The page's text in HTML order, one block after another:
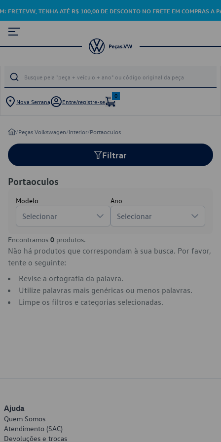
FRETEVW, TENHA ATÉ R$ 100,00 DE DESCONTO NO FRETE EM
Nova Serrana Entre/registre-se
0
/Peças Volkswagen/Interior/Portaoculos
Filtrar
Portaoculos
Modelo
Selecionar
Ano
Selecionar
Encontramos 0 produtos.
Não há produtos que correspondam à sua busca. Por favor,
tente o seguinte:
Revise a ortografia da palavra.
Utilize palavras mais genéricas ou menos palavras.
Limpe os filtros e categorias selecionadas.
Ajuda
Quem Somos
Atendimento (SAC)
Devoluções e trocas